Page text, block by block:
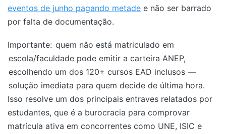
eventos de junho pagando metade e não ser barrado
por falta de documentação.
Importante: quem não está matriculado em
escola/faculdade pode emitir a carteira ANEP,
escolhendo um dos 120+ cursos EAD inclusos —
solução imediata para quem decide de última hora.
Isso resolve um dos principais entraves relatados por
estudantes, que é a burocracia para comprovar
matrícula ativa em concorrentes como UNE, ISIC e